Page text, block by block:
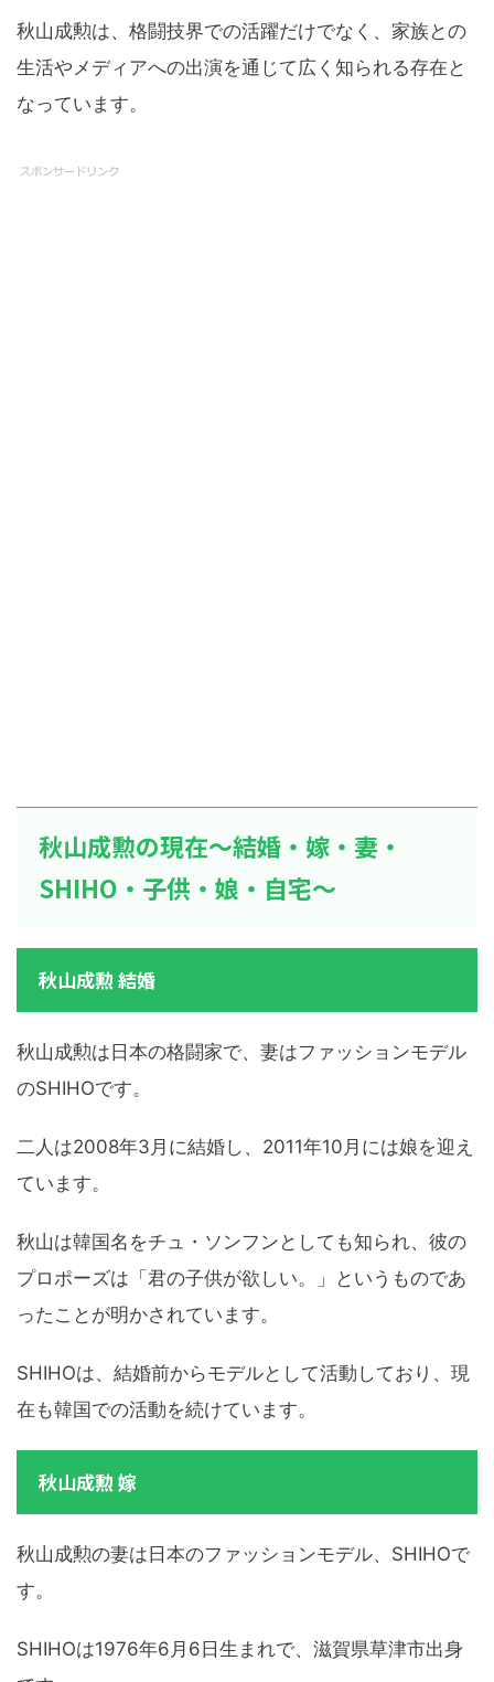
秋山成勲は、格闘技界での活躍だけでなく、家族との
生活やメディアへの出演を通じて広く知られる存在と
なっています。
秋山成勲の現在～結婚・嫁・妻・
SHIHO・子供・娘・自宅～
秋山成勲 結婚
秋山成勲は日本の格闘家で、妻はファッションモデル
のSHIHOです。
二人は2008年3月に結婚し、2011年10月には娘を迎え
ています。
秋山は韓国名をチュ・ソンフンとしても知られ、彼の
プロポーズは「君の子供が欲しい。」というものであ
ったことが明かされています。
SHIHOは、結婚前からモデルとして活動しており、現
在も韓国での活動を続けています。
秋山成勲 嫁
秋山成勲の妻は日本のファッションモデル、SHIHOで
す。
SHIHOは1976年6月6日生まれで、滋賀県草津市出身